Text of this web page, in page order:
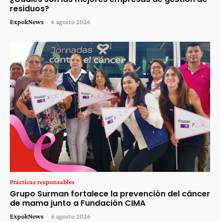
residuos?
ExpokNews - 6 agosto 2026
Prácticas responsables
Grupo Surman fortalece la prevención del cáncer
de mama junto a Fundación CIMA
ExpokNews - 6 agosto 2026